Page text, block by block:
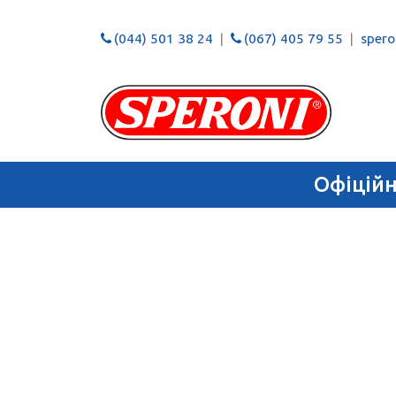
(044) 501 38 24 (067) 405 79 55